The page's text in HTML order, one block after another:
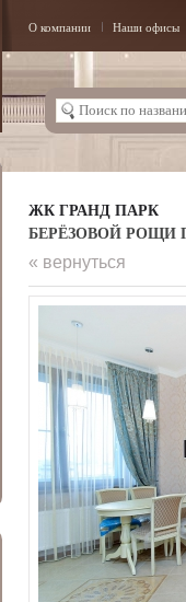
О компании Наши офисы
ЖК ГРАНД ПАРК
БЕРЁЗОВОЙ РОЩИ
« вернуться